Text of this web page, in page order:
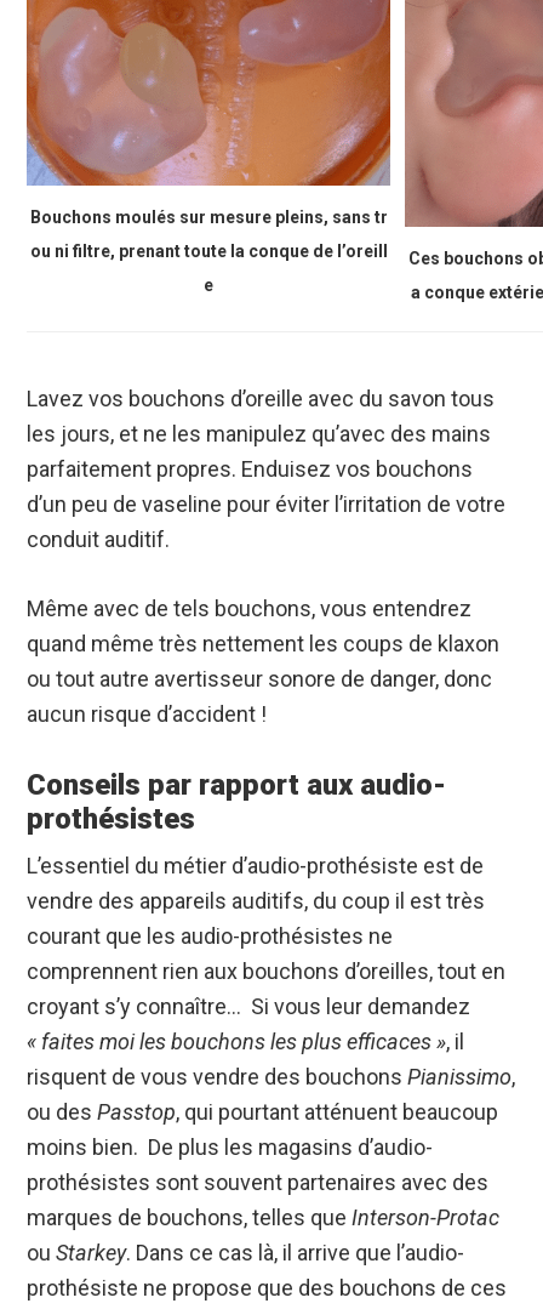
Bouchons moulés sur mesure pleins, sans tr
ou ni filtre, prenant toute la conque de l’oreill
e
Ces bouchons
a conque
Lavez vos bouchons d’oreille avec du savon tous
les jours, et ne les manipulez qu’avec des mains
parfaitement propres. Enduisez vos bouchons
d’un peu de vaseline pour éviter l’irritation de votre
conduit auditif.
Même avec de tels bouchons, vous entendrez
quand même très nettement les coups de klaxon
ou tout autre avertisseur sonore de danger, donc
aucun risque d’accident !
Conseils par rapport aux audio-
prothésistes
L’essentiel du métier d’audio-prothésiste est de
vendre des appareils auditifs, du coup il est très
courant que les audio-prothésistes ne
comprennent rien aux bouchons d’oreilles, tout en
croyant s’y connaître… Si vous leur demandez
« faites moi les bouchons les plus efficaces », il
risquent de vous vendre des bouchonsPianissimo,
ou desPasstop, qui pourtant atténuent beaucoup
moins bien. De plus les magasins d’audio-
prothésistes sont souvent partenaires avec des
marques de bouchons, telles que Interson-Protac
ouStarkey. Dans ce cas là, il arrive que l’audio-
prothésiste ne propose que des bouchons de ces